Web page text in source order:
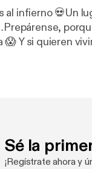
al infierno 💀Un
suscribirse a
Sé la
¡Regístrate ahora y